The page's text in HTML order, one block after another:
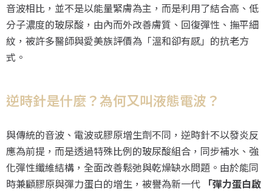
音波相比，並不是以能量緊膚為主，而是利用了結合高、低
分子濃度的玻尿酸，由內而外改善膚質、回復彈性、撫平細
紋，被許多醫師與愛美族評價為「溫和卻有感」的抗老方
式。
逆時針是什麼？為何又叫液態電波？
與傳統的音波、電波或膠原增生劑不同，逆時針不以發炎反
應為前提，而是透過特殊比例的玻尿酸組合，同步補水、強
化彈性纖維結構，全面改善鬆弛與乾燥缺水問題。由於能同
時兼顧膠原與彈力蛋白的增生，被譽為新一代 「彈力蛋白啟